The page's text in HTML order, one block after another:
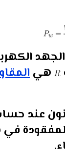
هي
عند
المفقودة